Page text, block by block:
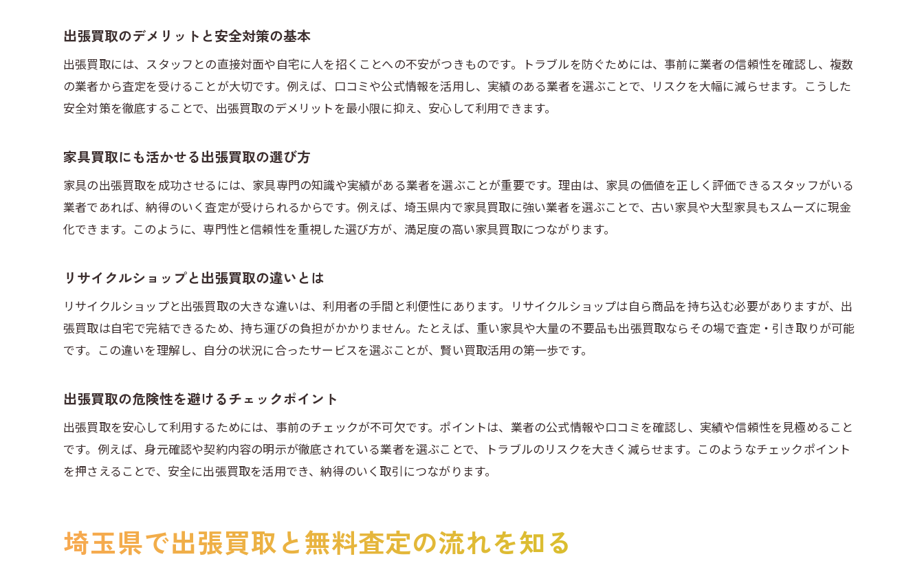
出張買取で安心して不要品処分するコツ
出張買取で気をつけたい査定時の注意点
家具買取で失敗しない出張買取の極意
出張買取の査定基準と価格の決まり方解説
埼玉で安心の出張買取を選ぶための基準
出張買取を安全に利用するためのポイント
無料査定で納得できる取引を実現する方法
出張買取の危険を防ぐ情報収集のコツ
出張買取のメリットと無料査定の活かし方
出張買取のメリットを最大限活かす方法
出張買取で高く売るためのコツとポイント
出張買取のデメリットと安全対策の基本
出張買取には、スタッフとの直接対面や自宅に人を招くことへの不安がつきものです。トラブルを防ぐためには、事前に業者の信頼性を確認し、複数
の業者から査定を受けることが大切です。例えば、口コミや公式情報を活用し、実績のある業者を選ぶことで、リスクを大幅に減らせます。こうした
安全対策を徹底することで、出張買取のデメリットを最小限に抑え、安心して利用できます。
家具買取にも活かせる出張買取の選び方
家具の出張買取を成功させるには、家具専門の知識や実績がある業者を選ぶことが重要です。理由は、家具の価値を正しく評価できるスタッフがいる
業者であれば、納得のいく査定が受けられるからです。例えば、埼玉県内で家具買取に強い業者を選ぶことで、古い家具や大型家具もスムーズに現金
化できます。このように、専門性と信頼性を重視した選び方が、満足度の高い家具買取につながります。
リサイクルショップと出張買取の違いとは
リサイクルショップと出張買取の大きな違いは、利用者の手間と利便性にあります。リサイクルショップは自ら商品を持ち込む必要がありますが、出
張買取は自宅で完結できるため、持ち運びの負担がかかりません。たとえば、重い家具や大量の不要品も出張買取ならその場で査定・引き取りが可能
です。この違いを理解し、自分の状況に合ったサービスを選ぶことが、賢い買取活用の第一歩です。
出張買取の危険性を避けるチェックポイント
出張買取を安心して利用するためには、事前のチェックが不可欠です。ポイントは、業者の公式情報や口コミを確認し、実績や信頼性を見極めること
です。例えば、身元確認や契約内容の明示が徹底されている業者を選ぶことで、トラブルのリスクを大きく減らせます。このようなチェックポイント
を押さえることで、安全に出張買取を活用でき、納得のいく取引につながります。
埼玉県で出張買取と無料査定の流れを知る
お問い合わせはこちら
お問い合わせはこちら